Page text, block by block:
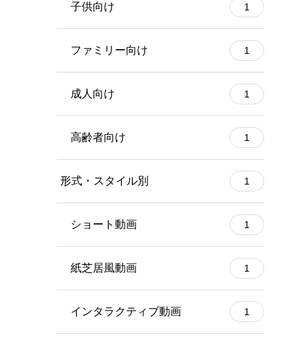
子供向け 1
ファミリー向け 1
成人向け 1
高齢者向け 1
形式・スタイル別 1
ショート動画 1
紙芝居風動画 1
インタラクティブ動画 1